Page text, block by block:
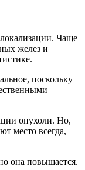
Чаще
желез и
поскольку
опухоли. Но,
место всегда,
она повышается.